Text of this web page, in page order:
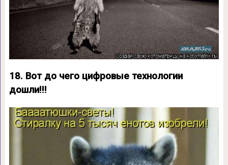
18. Вот до чего цифровые технологии
дошли!!!